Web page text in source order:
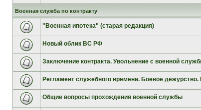
Военная служба по контракту
"Военная ипотека" (старая редакция)
Новый облик ВС РФ
Заключение контракта. Увольнение с военной
Регламент служебного времени. Боевое дежурство.
Общие вопросы прохождения военной службы